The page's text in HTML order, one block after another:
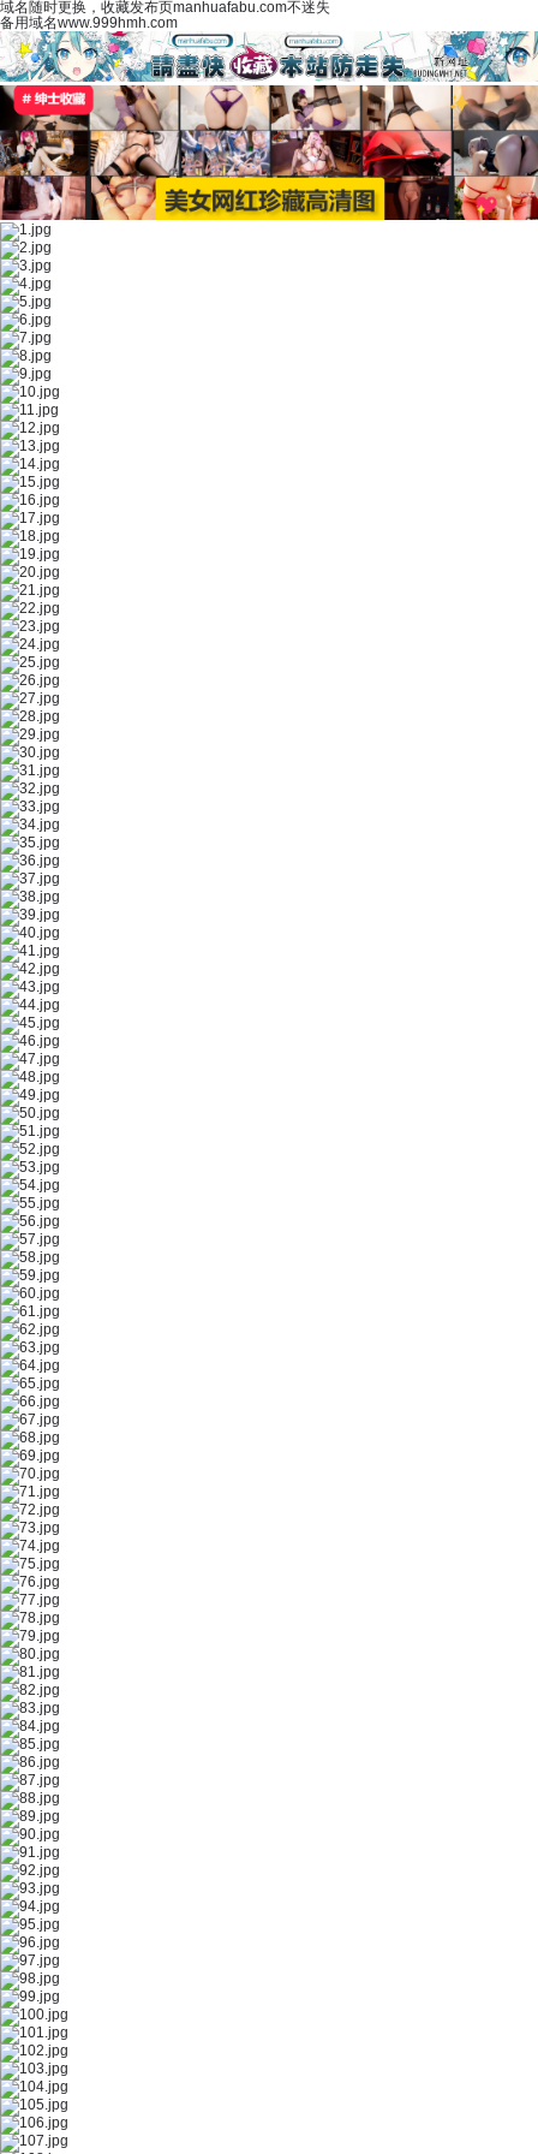
域名随时更换，收藏发布页manhuafabu.com不迷失
备用域名www.999hmh.com